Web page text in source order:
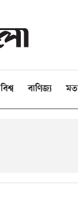
বিশ্ব বাণিজ্য